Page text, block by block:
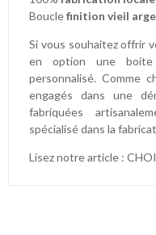
Bouclefinition vieil
Si vous souhaitez offrir
en option une
personnalisé. Comme
engagés dans une
fabriquées
spécialisé dans la
Lisez notre article :